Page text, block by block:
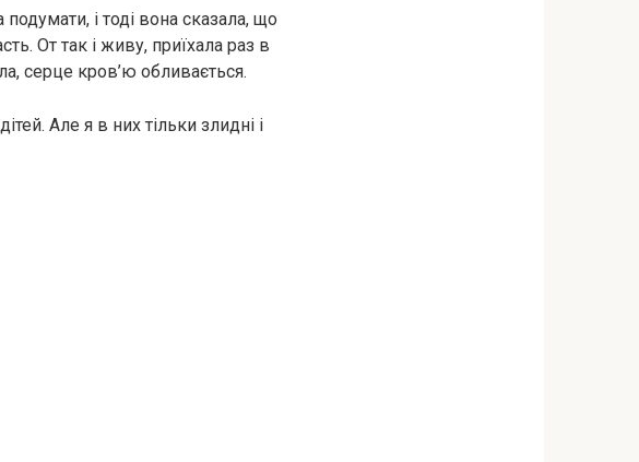
і тоді вона сказала, що
От так і живу, приїхала раз в
серце кров’ю обливається.
дітей. Але я в них тільки злидні і